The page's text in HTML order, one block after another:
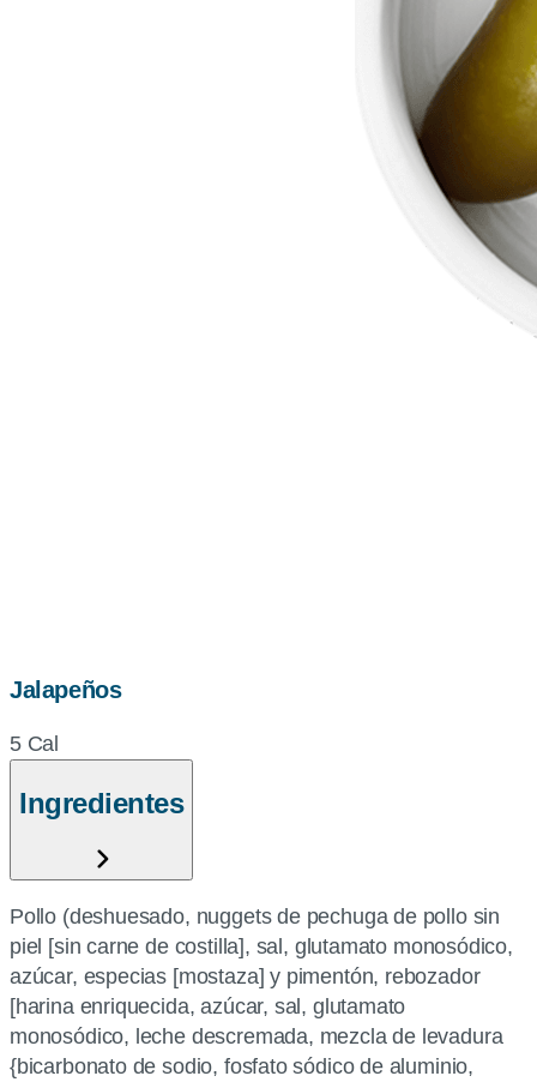
Jalapeños
5 Cal
Ingredientes
Pollo (deshuesado, nuggets de pechuga de pollo sin
piel [sin carne de costilla], sal, glutamato monosódico,
azúcar, especias [mostaza] y pimentón, rebozador
[harina enriquecida, azúcar, sal, glutamato
monosódico, leche descremada, mezcla de levadura
{bicarbonato de sodio, fosfato sódico de aluminio,